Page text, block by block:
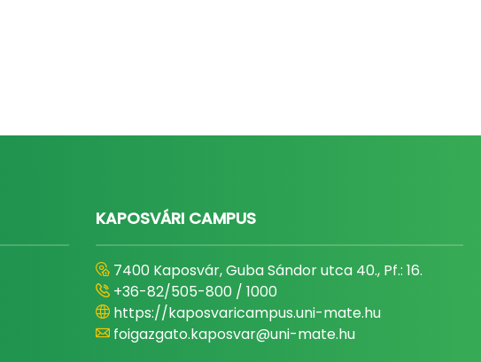
KAPOSVÁRI CAMPUS
7400 Kaposvár, Guba Sándor utca 40., Pf.: 16.
+36-82/505-800 / 1000
https://kaposvaricampus.uni-mate.hu
foigazgato.kaposvar@uni-mate.hu